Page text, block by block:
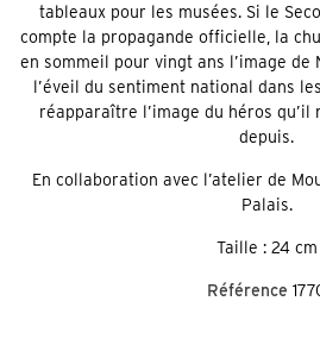
tableaux pour les musées. Si le
compte la propagande officielle, la
en sommeil pour vingt ans l’image
l’éveil du sentiment national dans
réapparaître l’image du héros qu’il
depuis.
En collaboration avec l’atelier de
Palais.
Taille : 24 cm
Référence